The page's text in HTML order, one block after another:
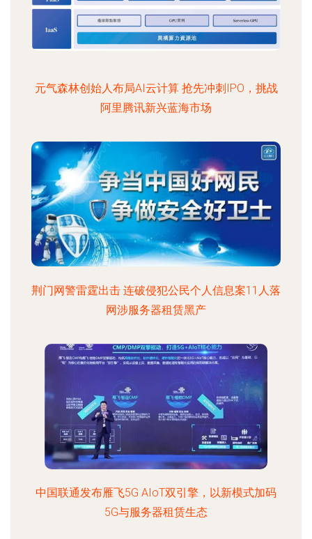
元气森林创始人布局AI云计算 抢先冲刺IPO，挑战
阿里腾讯新兴蓝海市场
荆门网警雷霆出击 连破侵犯公民个人信息案11人落
网涉服务器租赁黑产
中国联通发布雁飞5G AIoT双引擎，以新模式加码
5G与服务器租赁生态